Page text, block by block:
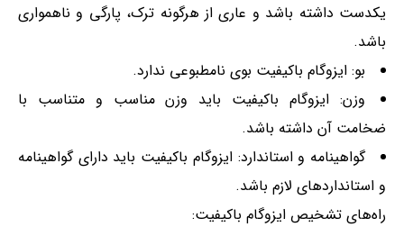
یکدست داشته باشد و عاری از هرگونه ترک، پارگی و ناهمواری
باشد.
بو: ایزوگام باکیفیت بوی نامطبوعی ندارد.
وزن: ایزوگام باکیفیت باید وزن مناسب و متناسب با
ضخامت آن داشته باشد.
گواهینامه و استاندارد: ایزوگام باکیفیت باید دارای گواهینامه
و استانداردهای لازم باشد.
راه‌های تشخیص ایزوگام باکیفیت: